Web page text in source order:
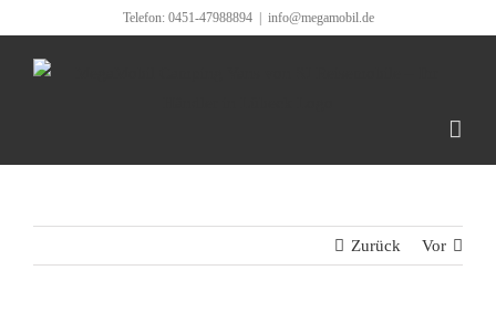
springen
Telefon: 0451-47988894 info@megamobil.de
Zurück Vor